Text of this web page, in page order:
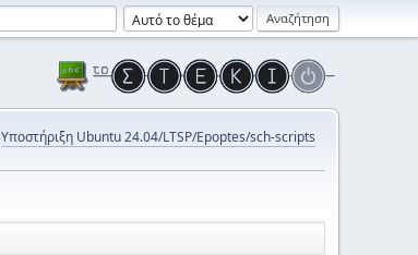
Υποστήριξη Ubuntu 24.04/LTSP/Epoptes/sch-scripts